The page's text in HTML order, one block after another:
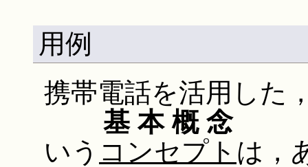
用例
携帯電話を活用した
いう コンセプト
基本概念
は，